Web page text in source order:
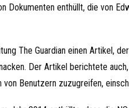
Dokumenten enthüllt, die von
The Guardian einen Artikel,
Der Artikel berichtete
Benutzern zuzugreifen,